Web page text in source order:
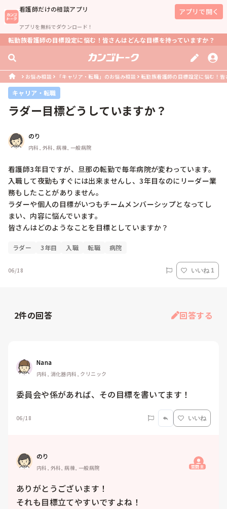
看護師だけの相談アプリ
アプリを無料でダウンロード！
アプリで開く
転勤族看護師の目標設定に悩む！皆さんはどんな目標を持っていますか？
お悩み相談 「キャリア・転職」のお悩み相談 転勤族看護師の目標設定に悩む！
キャリア・転職
ラダー目標どうしていますか？
のり
内科, 外科, 病棟, 一般病院
看護師3年目ですが、旦那の転勤で毎年病院が変わっています。
入職して夜勤もすぐには出来ませんし、3年目なのにリーダー業
務もしたことがありません。
ラダーや個人の目標がいつもチームメンバーシップとなってし
まい、内容に悩んでいます。
ラダー 3年目 入職 転職 病院
06/18 いいね 1
2件の回答 回答する
Nana
内科, 消化器内科, クリニック
委員会や係があれば、その目標を書いてます！
06/18 いいね
のり
内科, 外科, 病棟, 一般病院 質問主
ありがとうございます！
それも目標立てやすいですよね！